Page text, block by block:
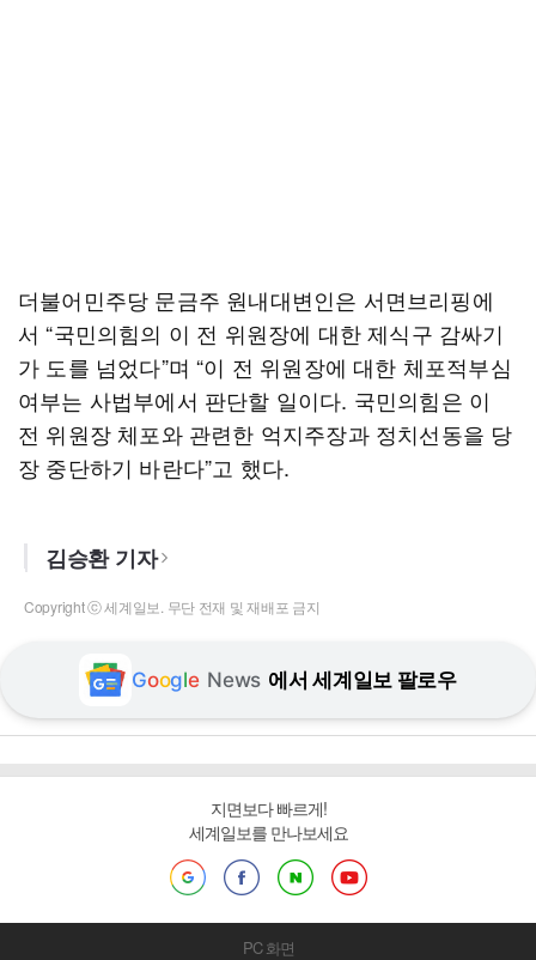
더불어민주당 문금주 원내대변인은 서면브리핑에
서 “국민의힘의 이 전 위원장에 대한 제식구 감싸기
가 도를 넘었다”며 “이 전 위원장에 대한 체포적부심
여부는 사법부에서 판단할 일이다. 국민의힘은 이
전 위원장 체포와 관련한 억지주장과 정치선동을 당
장 중단하기 바란다”고 했다.
김승환 기자
Copyright ⓒ 세계일보. 무단 전재 및 재배포 금지
Google News 에서 세계일보 팔로우
지면보다 빠르게!
세계일보를 만나보세요
PC 화면